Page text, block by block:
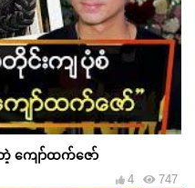
တဲ့ ကျော်ထက်ဇော်
747
4